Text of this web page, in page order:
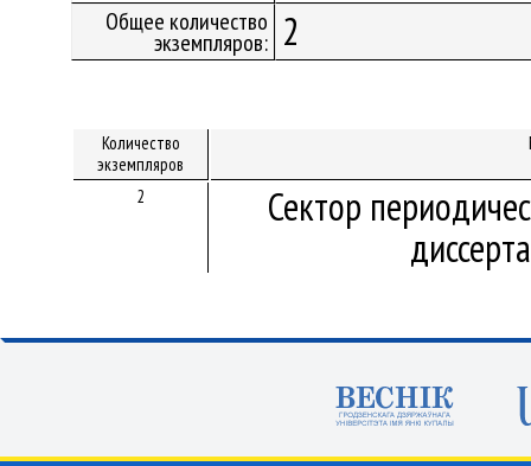
Общее количество
экземпляров: 2
Количество
экземпляров
2
Сектор